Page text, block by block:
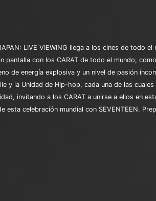
LIVE VIEWING llega a los cines de todo
pantalla con los CARAT de todo el mundo,
de energía explosiva y un nivel de pasión
y la Unidad de Hip-hop, cada una de las
invitando a los CARAT a unirse a ellos en
celebración mundial con SEVENTEEN.